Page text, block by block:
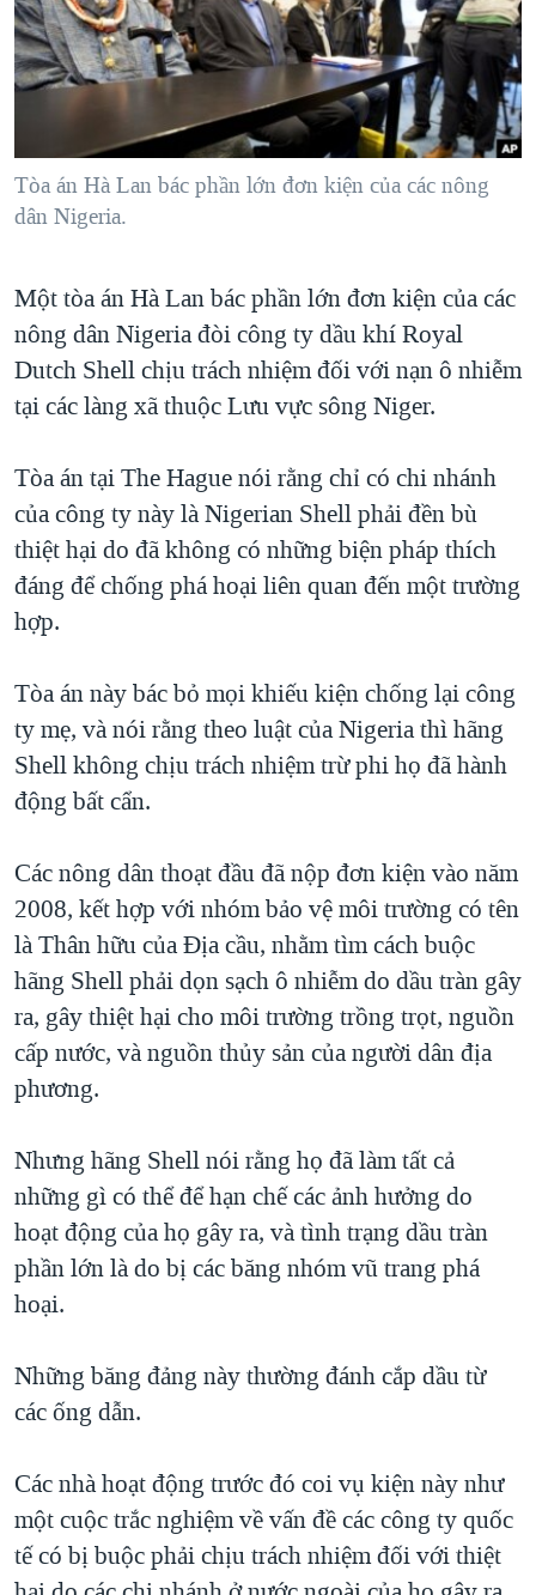
"Tìm"NGƯỜI VIỆT HẢI NGOẠI
ĐỜI SỐNG
KHOA HỌC
SỨC KHOẺ
GIÁO DỤC
TẠI
HÀNH TRÌNH BẦU CỬ 2024
MỘT NĂM CHIẾN TRANH TẠI DẢI GAZA
GIẢI MÃ VÀNH ĐAI & CON ĐƯỜNG
NGÀY TỊ NẠN THẾ GIỚI
TRỊNH VĨNH BÌNH - NGƯỜI HẠ 'BÊN THẮNG CUỘC'
CHI PHÍ CHIẾN TRANH AFGHANISTAN
CÁC GIÁ TRỊ CỘNG HÒA Ở VIỆT NAM
THƯỢNG ĐỈNH TRUMP-KIM TẠI VIỆT NAM
NGƯ DÂN VIỆT VÀ LÀN SÓNG TRỘM HẢI SÂM
BÊN KIA QUỐC LỘ: TIẾNG VỌNG TỪ NÔNG THÔN MỸ
QUAN HỆ VIỆT MỸ
VIDEO
NGHE
Tòa án Hà Lan bác phần lớn đơn kiện của các nông
dân Nigeria.
Một tòa án Hà Lan bác phần lớn đơn kiện của các
nông dân Nigeria đòi công ty dầu khí Royal
Dutch Shell chịu trách nhiệm đối với nạn ô nhiễm
tại các làng xã thuộc Lưu vực sông Niger.
Tòa án tại The Hague nói rằng chỉ có chi nhánh
của công ty này là Nigerian Shell phải đền bù
thiệt hại do đã không có những biện pháp thích
đáng để chống phá hoại liên quan đến một trường
hợp.
Tòa án này bác bỏ mọi khiếu kiện chống lại công
ty mẹ, và nói rằng theo luật của Nigeria thì hãng
Shell không chịu trách nhiệm trừ phi họ đã hành
động bất cẩn.
Các nông dân thoạt đầu đã nộp đơn kiện vào năm
2008, kết hợp với nhóm bảo vệ môi trường có tên
là Thân hữu của Ðịa cầu, nhằm tìm cách buộc
hãng Shell phải dọn sạch ô nhiễm do dầu tràn gây
ra, gây thiệt hại cho môi trường trồng trọt, nguồn
cấp nước, và nguồn thủy sản của người dân địa
phương.
Nhưng hãng Shell nói rằng họ đã làm tất cả
những gì có thể để hạn chế các ảnh hưởng do
hoạt động của họ gây ra, và tình trạng dầu tràn
phần lớn là do bị các băng nhóm vũ trang phá
hoại.
Những băng đảng này thường đánh cắp dầu từ
các ống dẫn.
Các nhà hoạt động trước đó coi vụ kiện này như
một cuộc trắc nghiệm về vấn đề các công ty quốc
tế có bị buộc phải chịu trách nhiệm đối với thiệt